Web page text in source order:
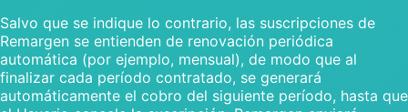
Salvo que se indique lo contrario, las suscripciones de
Remargen se entienden de renovación periódica
automática (por ejemplo, mensual), de modo que al
finalizar cada período contratado, se generará
automáticamente el cobro del siguiente período, hasta que